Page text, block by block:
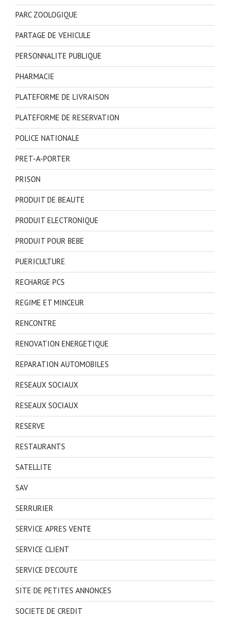
PARC ZOOLOGIQUE
PARTAGE DE VEHICULE
PERSONNALITE PUBLIQUE
PHARMACIE
PLATEFORME DE LIVRAISON
PLATEFORME DE RESERVATION
POLICE NATIONALE
PRET-A-PORTER
PRISON
PRODUIT DE BEAUTE
PRODUIT ELECTRONIQUE
PRODUIT POUR BEBE
PUERICULTURE
RECHARGE PCS
REGIME ET MINCEUR
RENCONTRE
RENOVATION ENERGETIQUE
REPARATION AUTOMOBILES
RESEAUX SOCIAUX
RESEAUX SOCIAUX
RESERVE
RESTAURANTS
SATELLITE
SAV
SERRURIER
SERVICE APRES VENTE
SERVICE CLIENT
SERVICE D'ECOUTE
SITE DE PETITES ANNONCES
SOCIETE DE CREDIT